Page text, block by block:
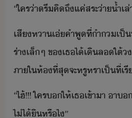
“​ใคร​่า​รี​คิถึ​แค่​สระ่า้ำ​เล่
เสีหา​เ่​คำพู​ที่​ำ​เป็
ร่า​เล็​ๆ​ ​ข​เธ​ไ้​เิ​ล​ใต้​
ภาใ​ห้​ที่สุ​จะ​หรูหรา​เป็​ที่​เ
“​ไฮ้​!​!​!​ ​ใคร​​ให้​เธ​เข้าา​ ​า
ไ่ไ้​ิ​หรืไ​”